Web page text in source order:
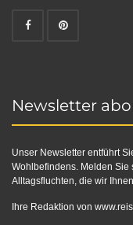
Newsletter
Unser Newsletter entführt
Wohlbefindens. Melden Sie
Alltagsfluchten, die wir
Ihre Redaktion von